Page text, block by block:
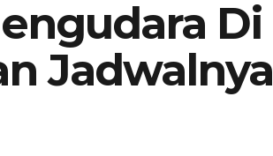
Di
Jadwalnya